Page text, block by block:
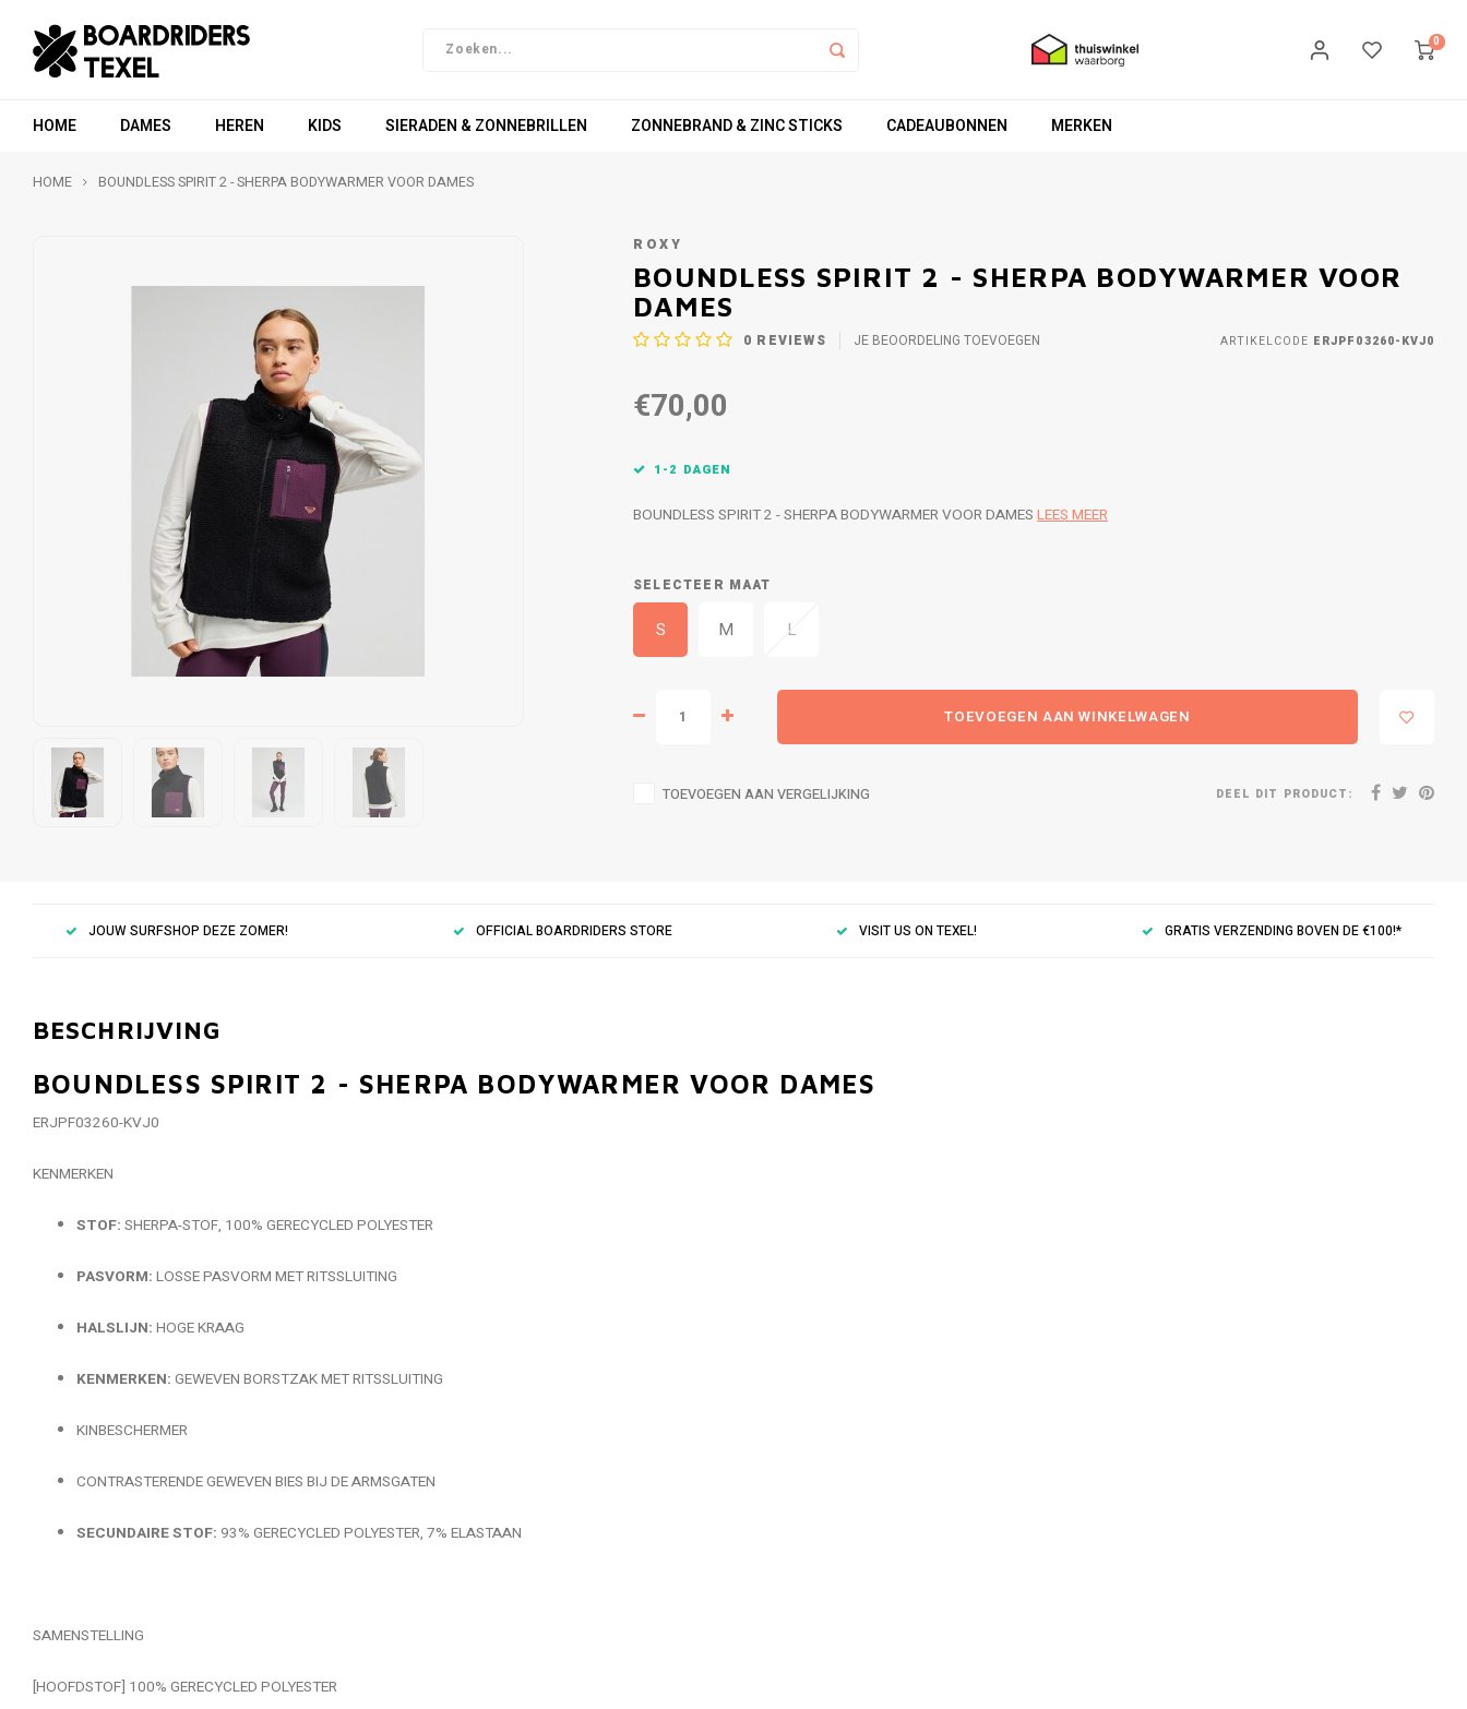
0
HOME DAMES HEREN KIDS SIERADEN & ZONNEBRILLEN ZONNEBRAND & ZINC STICKS CADEAUBONNEN MERKEN
HOME BOUNDLESS SPIRIT 2 - SHERPA BODYWARMER VOOR DAMES
ROXY
BOUNDLESS SPIRIT 2 - SHERPA BODYWARMER VOOR
DAMES
0 REVIEWS JE BEOORDELING TOEVOEGEN ARTIKELCODE ERJPF03260-KVJ0
€70,00
1-2 DAGEN
BOUNDLESS SPIRIT 2 - SHERPA BODYWARMER VOOR DAMES LEES MEER
SELECTEER MAAT
S M L
TOEVOEGEN AAN WINKELWAGEN
TOEVOEGEN AAN VERGELIJKING DEEL DIT PRODUCT:
JOUW SURFSHOP DEZE ZOMER! OFFICIAL BOARDRIDERS STORE VISIT US ON TEXEL! GRATIS VERZENDING BOVEN DE €100!*
BESCHRIJVING
BOUNDLESS SPIRIT 2 - SHERPA BODYWARMER VOOR DAMES
ERJPF03260-KVJ0
KENMERKEN
STOF: SHERPA-STOF, 100% GERECYCLED POLYESTER
PASVORM: LOSSE PASVORM MET RITSSLUITING
HALSLIJN: HOGE KRAAG
KENMERKEN: GEWEVEN BORSTZAK MET RITSSLUITING
KINBESCHERMER
CONTRASTERENDE GEWEVEN BIES BIJ DE ARMSGATEN
SECUNDAIRE STOF: 93% GERECYCLED POLYESTER, 7% ELASTAAN
SAMENSTELLING
[HOOFDSTOF] 100% GERECYCLED POLYESTER